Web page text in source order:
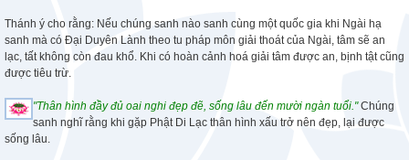
Thánh ý cho rằng: Nếu chúng sanh nào sanh cùng một quốc gia khi Ngài hạ
sanh mà có Đại Duyên Lành theo tu pháp môn giải thoát của Ngài, tâm sẽ an
lạc, tất không còn đau khổ. Khi có hoàn cảnh hoá giải tâm được an, bịnh tật cũng
được tiêu trừ.
"Thân hình đầy đủ oai nghi đẹp đẽ, sống lâu đến mười ngàn tuổi."Chúng
sanh nghĩ rằng khi gặp Phật Di Lạc thân hình xấu trở nên đẹp, lại được
sống lâu.